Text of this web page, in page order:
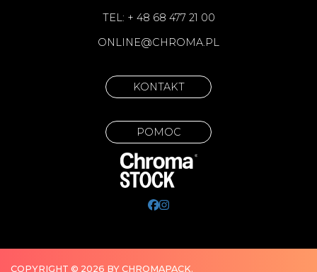
TEL: + 48 68 477 21 00
ONLINE@CHROMA.PL
KONTAKT
POMOC
COPYRIGHT © 2026 BY CHROMAPACK.